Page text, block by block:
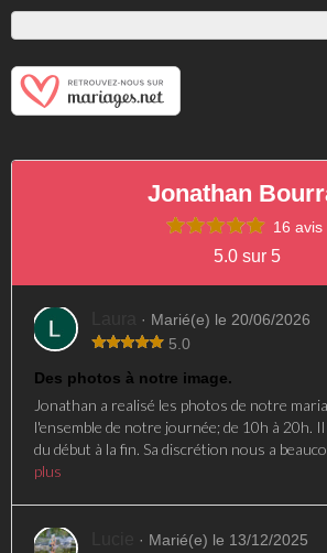
Jonathan
16 avis
5.0 sur 5
· Marié(e) le 20/06/2026
5.0
Des photos à notre image.
Jonathan a realisé les photos de notre
l'ensemble de notre journée; de 10h à 20h.
du début à la fin. Sa discrétion nous a
plus
· Marié(e) le 13/12/2025